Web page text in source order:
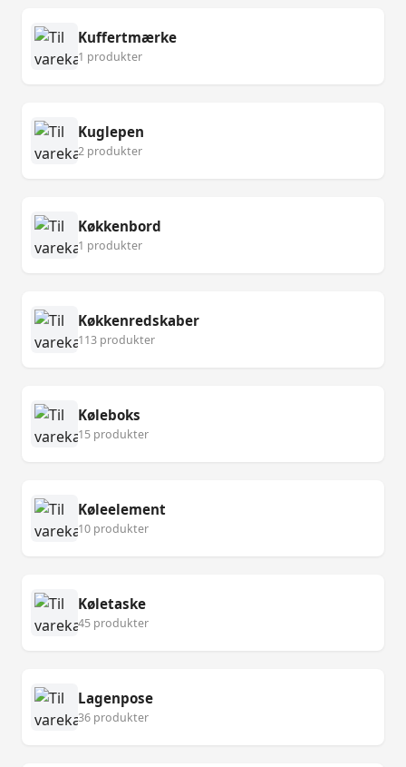
Kuffertmærke
1 produkter
Kuglepen
2 produkter
Køkkenbord
1 produkter
Køkkenredskaber
113 produkter
Køleboks
15 produkter
Køleelement
10 produkter
Køletaske
45 produkter
Lagenpose
36 produkter